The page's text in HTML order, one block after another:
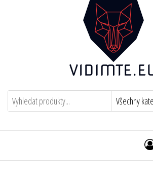
Vidím tě ! – Army Man &
Oděvy,